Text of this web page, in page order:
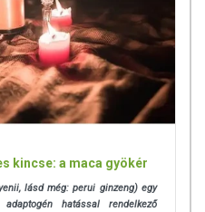
vagy allergiás! Kisgyermektől
kincse: a maca gyökér
lásd még: perui ginzeng) egy
hatással rendelkező